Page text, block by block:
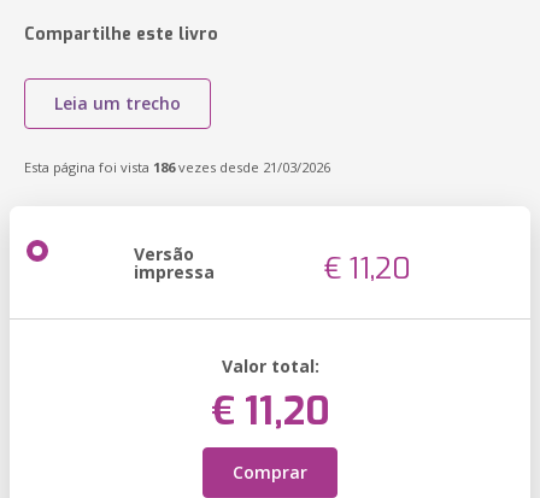
Compartilhe este livro
Leia um trecho
Esta página foi vista 186vezes desde 21/03/2026
Versão
impressa € 11,20
Valor total:
€ 11,20
Comprar